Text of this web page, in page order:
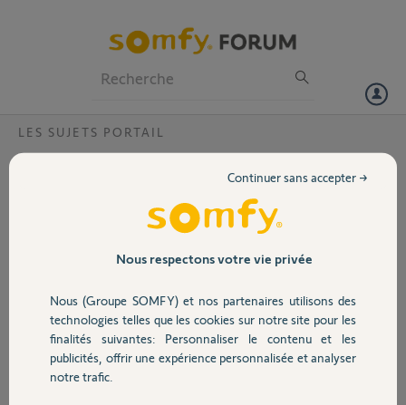
Volet
Sécurité
Domotique
LES SUJETS PORTAIL
Nombre de cycles d’ouverture/fermeture
Combien de cycles ouverture/fermeture par jour est-il conseillé ?
Et si on depasse le nombre préconisé, que risque t-il ?
il y a plus de 8 ans
Participer au fil de discussion
Nous respectons votre vie privée
Nous (Groupe SOMFY) et nos partenaires utilisons des
technologies telles que les cookies sur notre site pour les
finalités suivantes: Personnaliser le contenu et les
publicités, offrir une expérience personnalisée et analyser
notre trafic.
Continuer sans accepter →